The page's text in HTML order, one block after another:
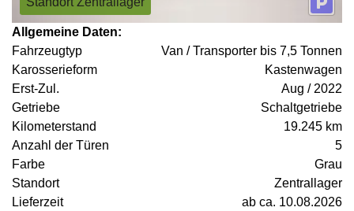
Allgemeine Daten:
Fahrzeugtyp
Van / Transporter bis 7,5 Tonnen
Karosserieform
Kastenwagen
Erst-Zul.
Aug / 2022
Getriebe
Schaltgetriebe
Kilometerstand
19.245 km
Anzahl der Türen
5
Farbe
Grau
Standort
Zentrallager
Lieferzeit
ab ca. 10.08.2026